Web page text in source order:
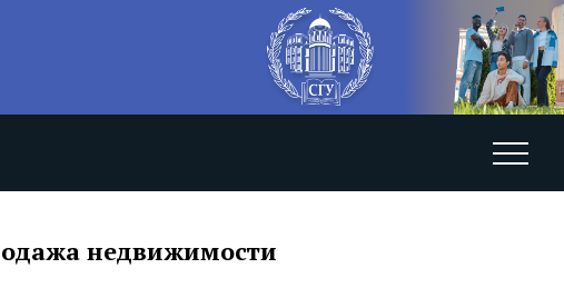
недвижимости